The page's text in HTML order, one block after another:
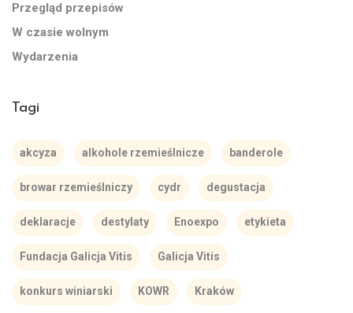
Przegląd przepisów
W czasie wolnym
Wydarzenia
Tagi
akcyza alkohole rzemieślnicze banderole
browar rzemieślniczy cydr degustacja
deklaracje destylaty Enoexpo etykieta
Fundacja Galicja Vitis Galicja Vitis
konkurs winiarski KOWR Kraków